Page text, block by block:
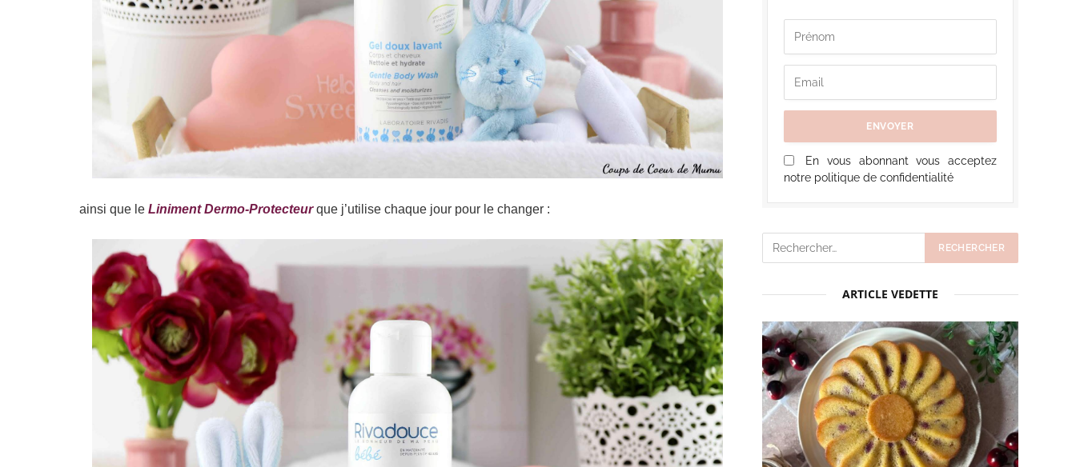
ainsi que le Liniment Dermo-Protecteurque j’utilise chaque jour pour le changer :
En vous abonnant vous acceptez
notre politique de confidentialité
ARTICLE VEDETTE